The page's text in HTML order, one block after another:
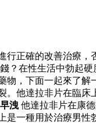
正確的改善治療
在性生活中勃起
，下面一起來了
他達拉非片在臨
洩 他達拉非片在康
一種用於治療男性